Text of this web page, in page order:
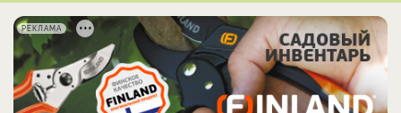
РЕКЛАМА